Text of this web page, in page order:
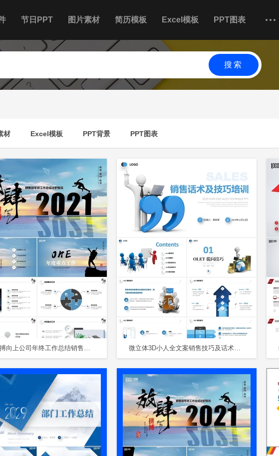
节日PPT 图片素材 简历模板 Excel模板 PPT图表
搜索
材 Excel模板 PPT背景 PPT图表
2021拼搏向上公司年终工作总结销售部述职报告PPT销售工作总结 微立体3D小人全文案销售技巧及话术培训课件PPT